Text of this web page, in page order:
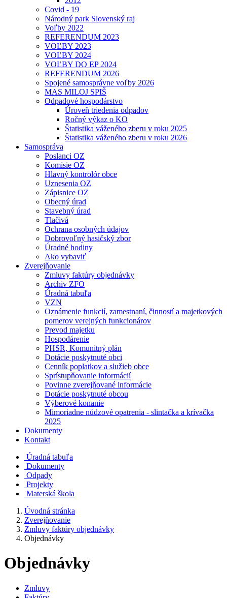
Covid - 19
Národný park Slovenský raj
Voľby 2022
REFERENDUM 2023
VOĽBY 2023
VOĽBY 2024
VOĽBY DO EP 2024
REFERENDUM 2026
Spojené samosprávne voľby 2026
MAS MILOJ SPIŠ
Odpadové hospodárstvo
Úroveň triedenia odpadov
Ročný výkaz o KO
Štatistika váženého zberu v roku 2025
Štatistika váženého zberu v roku 2026
Samospráva
Poslanci OZ
Komisie OZ
Hlavný kontrolór obce
Uznesenia OZ
Zápisnice OZ
Obecný úrad
Stavebný úrad
Tlačivá
Ochrana osobných údajov
Dobrovoľný hasičský zbor
Úradné hodiny
Ako vybaviť
Zverejňovanie
Zmluvy faktúry objednávky
Archiv ZFO
Úradná tabuľa
VZN
Oznámenie funkcií, zamestnaní, činností a majetkových
pomerov verejných funkcionárov
Prevod majetku
Hospodárenie
PHSR, Komunitný plán
Dotácie poskytnuté obci
Cenník poplatkov a služieb obce
Sprístupňovanie informácií
Povinne zverejňované informácie
Dotácie poskytnuté obcou
Výberové konanie
Mimoriadne núdzové opatrenia - slintačka a krívačka
2025
Dokumenty
Kontakt
Úradná tabuľa
Dokumenty
Odpady
Projekty
Materská škola
Úvodná stránka
Zverejňovanie
Zmluvy faktúry objednávky
Objednávky
Objednávky
Zmluvy